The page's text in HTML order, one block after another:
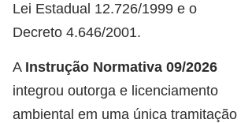
Lei Estadual 12.726/1999 e o
Decreto 4.646/2001.
A Instrução Normativa 09/2026
integrou outorga e licenciamento
ambiental em uma única tramitação